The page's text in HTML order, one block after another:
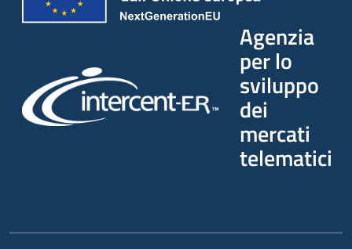
Agenzia
per lo
sviluppo
dei
mercati
telematici